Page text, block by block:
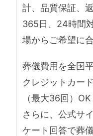
計、品質保証、
365日、24時間
場からご希望に
葬儀費用を全国
クレジットカー
（最大36回）OK
さらに、公式サ
ケート回答で葬